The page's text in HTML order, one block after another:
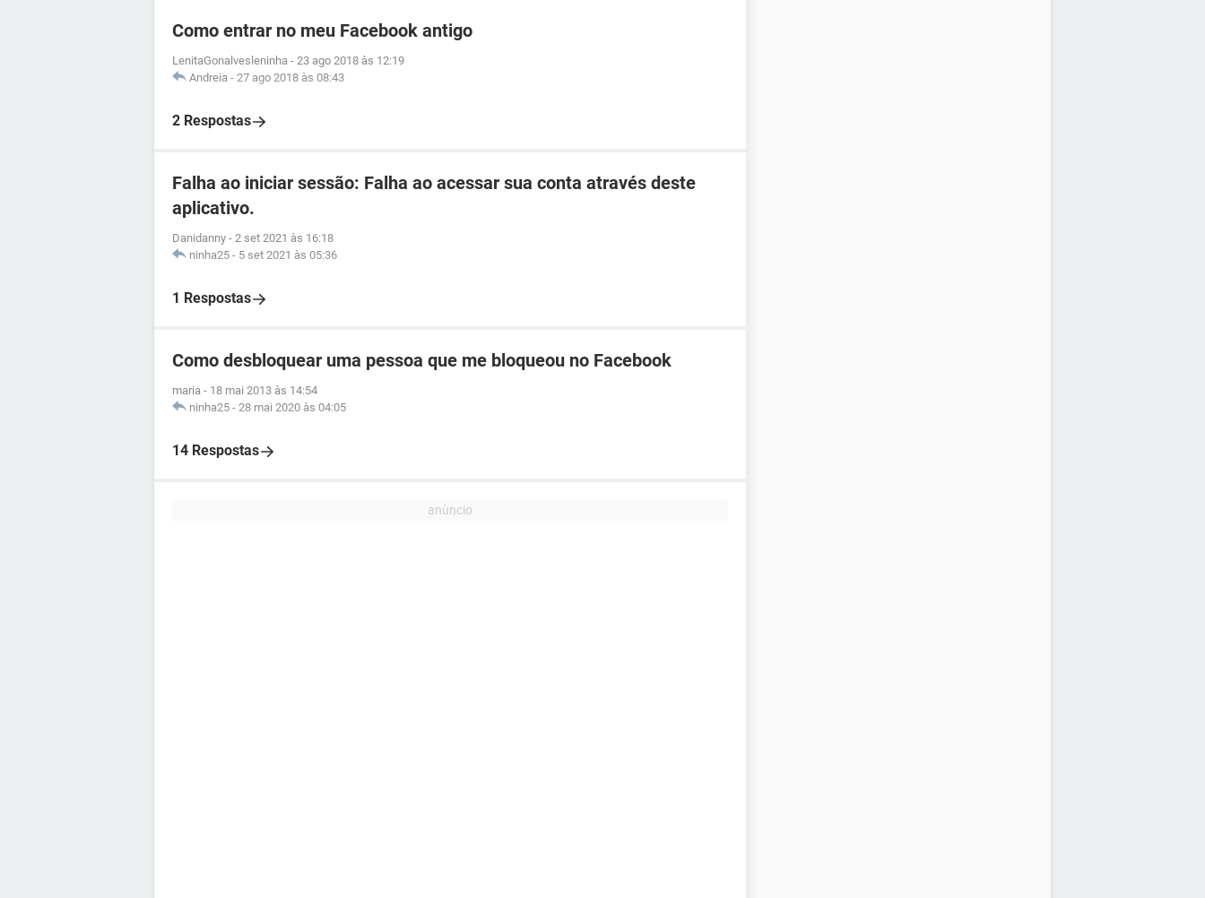
Como entrar no meu Facebook antigo
LenitaGonalvesleninha - 23 ago 2018 às 12:19
Andreia - 27 ago 2018 às 08:43
2 Respostas
Falha ao iniciar sessão: Falha ao acessar sua conta através deste
aplicativo.
Danidanny - 2 set 2021 às 16:18
ninha25 - 5 set 2021 às 05:36
1 Respostas
Como desbloquear uma pessoa que me bloqueou no Facebook
maria - 18 mai 2013 às 14:54
ninha25 - 28 mai 2020 às 04:05
14 Respostas